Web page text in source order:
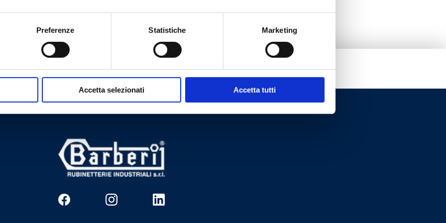
Preferenze Statistiche Marketing
Accetta selezionati Accetta tutti
Brauchen Sie Hilfe?